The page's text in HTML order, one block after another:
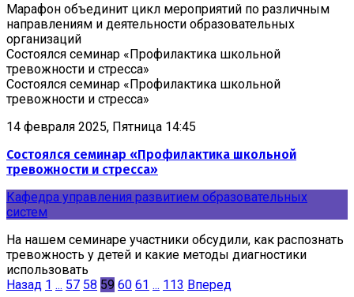
Марафон объединит цикл мероприятий по различным
направлениям и деятельности образовательных
организаций
Состоялся семинар «Профилактика школьной
тревожности и стресса»
Состоялся семинар «Профилактика школьной
тревожности и стресса»
14 февраля 2025, Пятница 14:45
Состоялся семинар «Профилактика школьной
тревожности и стресса»
Кафедра управления развитием образовательных
систем
На нашем семинаре участники обсудили, как распознать
тревожность у детей и какие методы диагностики
использовать
Назад 1 ... 57 58 59 60 61 ... 113 Вперед